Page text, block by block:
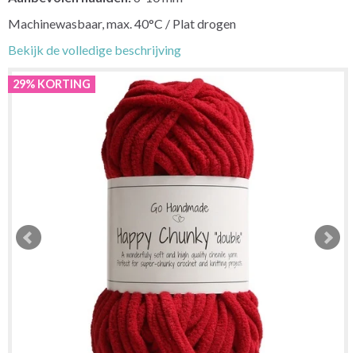
Machinewasbaar, max. 40°C / Plat drogen
Bekijk de volledige beschrijving
29% KORTING